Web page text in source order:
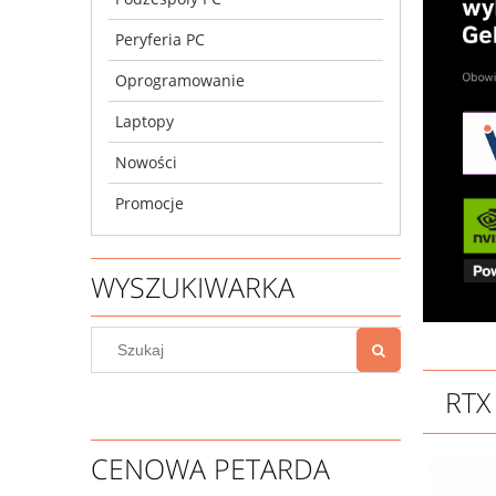
Peryferia PC
Oprogramowanie
Laptopy
Nowości
Promocje
WYSZUKIWARKA
CENOWA PETARDA